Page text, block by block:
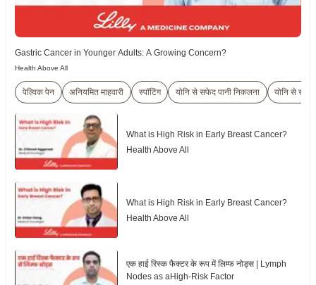
Gastric Cancer in Younger Adults: A Growing Concern?
Health Above All
पेल्विक पेन अनियमित माहवारी स्पॉटिंग योनि से सफेद पानी निकलना योनि से
What is High Risk in Early Breast Cancer?
Health Above All
What is High Risk in Early Breast Cancer?
Health Above All
एक हाई रिस्क फैक्टर के रूप में लिम्फ नोड्स | Lymph
Nodes as aHigh-Risk Factor